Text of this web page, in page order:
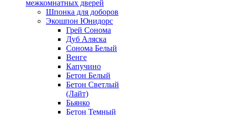
межкомнатных дверей
Шпонка для доборов
Экошпон Юнидорс
Грей Сонома
Дуб Аляска
Сонома Белый
Венге
Капучино
Бетон Белый
Бетон Светлый
(Лайт)
Бьянко
Бетон Темный